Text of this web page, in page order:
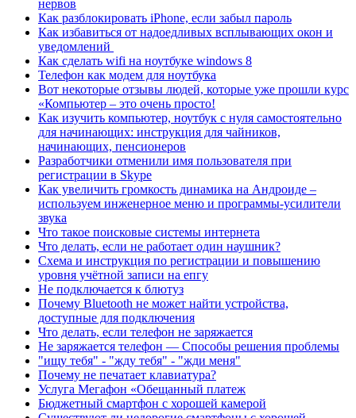
нервов
Как разблокировать iPhone, если забыл пароль
Как избавиться от надоедливых всплывающих окон и
уведомлений
Как сделать wifi на ноутбуке windows 8
Телефон как модем для ноутбука
Вот некоторые отзывы людей, которые уже прошли курс
«Компьютер – это очень просто!
Как изучить компьютер, ноутбук с нуля самостоятельно
для начинающих: инструкция для чайников,
начинающих, пенсионеров
Разработчики отменили имя пользователя при
регистрации в Skype
Как увеличить громкость динамика на Андроиде –
используем инженерное меню и программы-усилители
звука
Что такое поисковые системы интернета
Что делать, если не работает один наушник?
Схема и инструкция по регистрации и повышению
уровня учётной записи на епгу
Не подключается к блютуз
Почему Bluetooth не может найти устройства,
доступные для подключения
Что делать, если телефон не заряжается
Не заряжается телефон — Cпособы решения проблемы
"ищу тебя" - "жду тебя" - "жди меня"
Почему не печатает клавиатура?
Услуга Мегафон «Обещанный платеж
Бюджетный смартфон с хорошей камерой